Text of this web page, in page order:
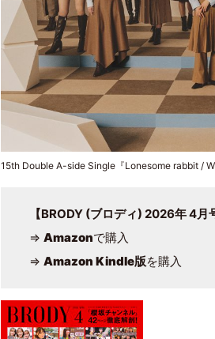
15th Double A-side Single『Lonesome rabbit /
【BRODY (ブロディ) 2026年 4月
⇒ Amazonで購入
⇒ Amazon Kindle版を購入